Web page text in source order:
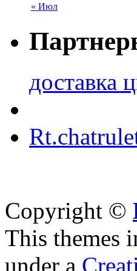
« Июл
доставка
Copyright ©
This themes
under a